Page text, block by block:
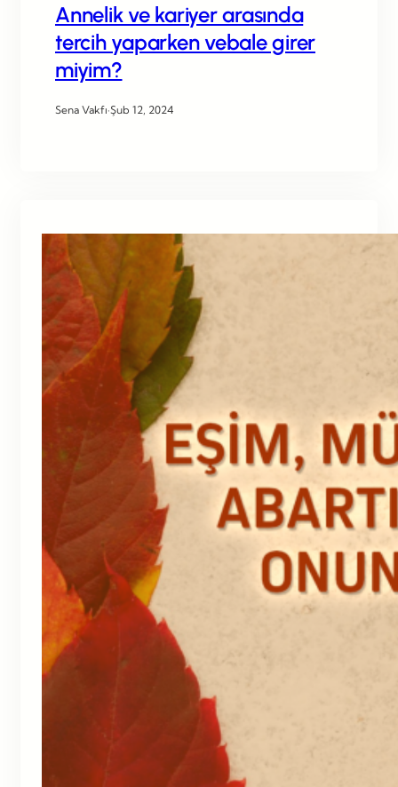
Annelik ve kariyer arasında
tercih yaparken vebale girer
miyim?
Sena Vakfı·Şub 12, 2024